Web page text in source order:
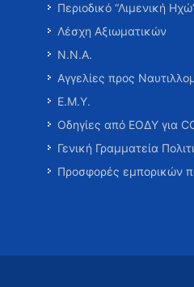
Περιοδικό “Λιμενική
Λέσχη Αξιωματικών
Ν.Ν.Α.
Αγγελίες προς
Ε.Μ.Υ.
Οδηγίες από ΕΟΔΥ για
Γενική Γραμματεία
Προσφορές εμπορικών